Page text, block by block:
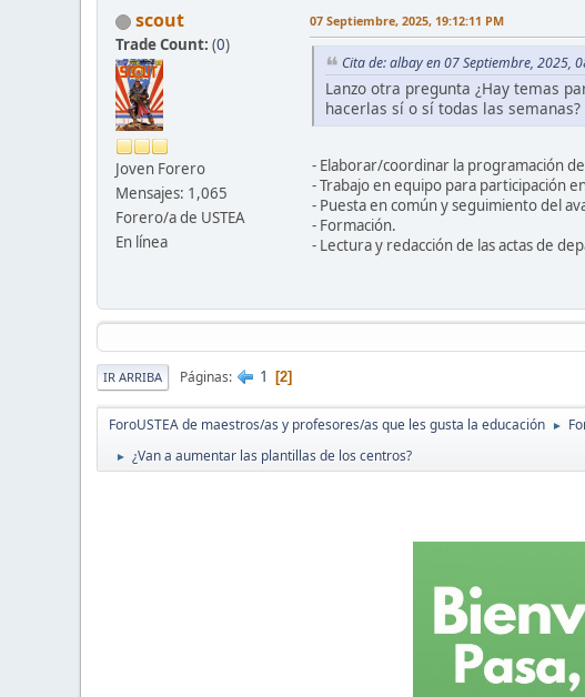
scout
Trade Count: (0)
Joven Forero
Mensajes: 1,065
Forero/a de USTEA
En línea
07 Septiembre, 2025, 19:12:11 PM
Cita de: albay en 07 Septiembre, 2025,
Lanzo otra pregunta ¿Hay temas
hacerlas sí o sí todas las semanas?
- Elaborar/coordinar la programación
- Trabajo en equipo para participación
- Puesta en común y seguimiento del
- Formación.
- Lectura y redacción de las actas de
IR ARRIBA Páginas 1 2
ForoUSTEA de maestros/as y profesores/as que les gusta la educación ►
► ¿Van a aumentar las plantillas de los centros?